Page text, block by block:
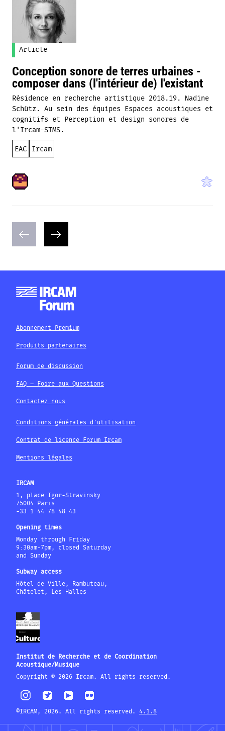
Article
Conception sonore de terres urbaines -
composer dans (l'intérieur de) l'existant
Résidence en recherche artistique 2018.19. Nadine
Schütz. Au sein des équipes Espaces acoustiques et
cognitifs et Perception et design sonores de
l'Ircam-STMS.
EAC Ircam
Abonnement Premium
Produits partenaires
Forum de discussion
FAQ – Foire aux Questions
Contactez nous
Conditions générales d'utilisation
Contrat de licence Forum Ircam
Mentions légales
IRCAM
1, place Igor-Stravinsky
75004 Paris
+33 1 44 78 48 43
Opening times
Monday through Friday
9:30am-7pm, closed Saturday
and Sunday
Subway access
Hôtel de Ville, Rambuteau,
Châtelet, Les Halles
Institut de Recherche et de Coordination
Acoustique/Musique
Copyright © 2026 Ircam. All rights reserved.
©IRCAM, 2026. All rights reserved. 4.1.8